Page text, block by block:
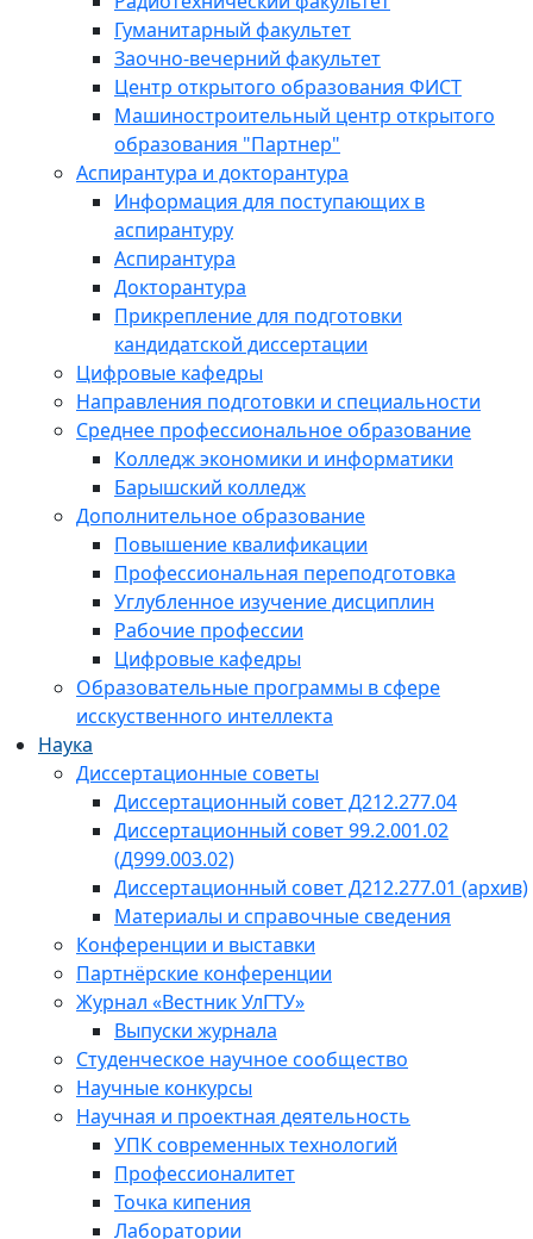
Гуманитарный факультет
Заочно-вечерний факультет
Центр открытого образования ФИСТ
Машиностроительный центр открытого
образования "Партнер"
Аспирантура и докторантура
Информация для поступающих в
аспирантуру
Аспирантура
Докторантура
Прикрепление для подготовки
кандидатской диссертации
Цифровые кафедры
Направления подготовки и специальности
Среднее профессиональное образование
Колледж экономики и информатики
Барышский колледж
Дополнительное образование
Повышение квалификации
Профессиональная переподготовка
Углубленное изучение дисциплин
Рабочие профессии
Цифровые кафедры
Образовательные программы в сфере
исскуственного интеллекта
Наука
Диссертационные советы
Диссертационный совет Д212.277.04
Диссертационный совет 99.2.001.02
(Д999.003.02)
Диссертационный совет Д212.277.01 (архив)
Материалы и справочные сведения
Конференции и выставки
Партнёрские конференции
Журнал «Вестник УлГТУ»
Выпуски журнала
Студенческое научное сообщество
Научные конкурсы
Научная и проектная деятельность
УПК современных технологий
Профессионалитет
Точка кипения
Лаборатории